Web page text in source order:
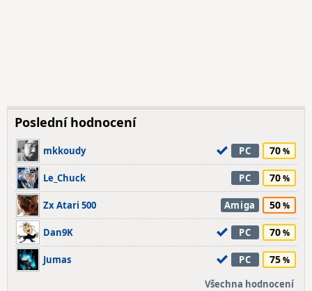
Poslední hodnocení
mkkoudy PC 70
Le_Chuck PC 70
Zx Atari 500 Amiga 50
Dan9K PC 70
Jumas PC 75
Všechna hodnocení